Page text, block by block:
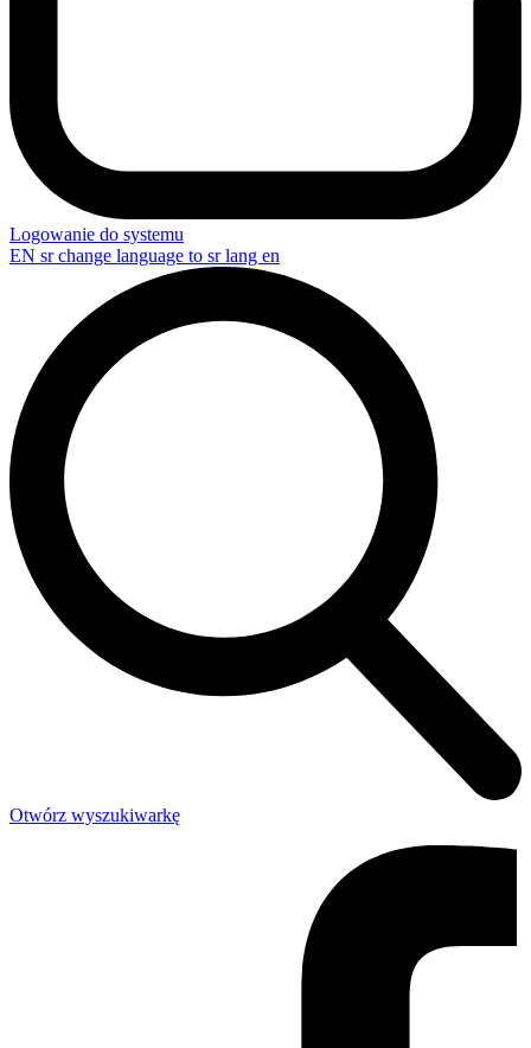
Logowanie do systemu
EN sr change language to sr lang en
Otwórz wyszukiwarkę